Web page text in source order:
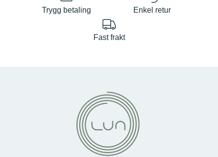
Trygg betaling Enkel retur
Fast frakt